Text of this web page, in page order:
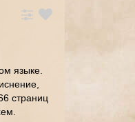
языке.
страниц